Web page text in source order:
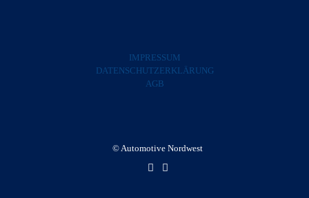
IMPRESSUM
DATENSCHUTZERKLÄRUNG
AGB
© Automotive Nordwest